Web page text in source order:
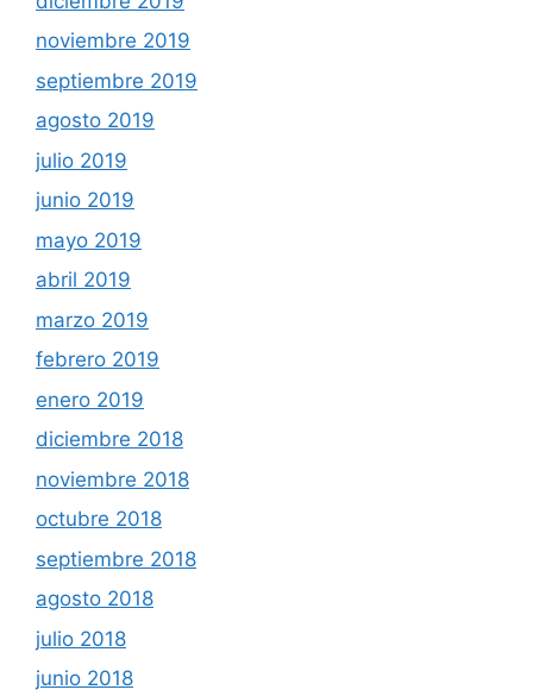
noviembre 2019
septiembre 2019
agosto 2019
julio 2019
junio 2019
mayo 2019
abril 2019
marzo 2019
febrero 2019
enero 2019
diciembre 2018
noviembre 2018
octubre 2018
septiembre 2018
agosto 2018
julio 2018
junio 2018